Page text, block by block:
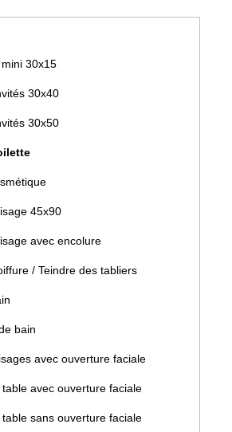
30x15
30x40
30x50
45x90
avec encolure
/ Teindre des tabliers
bain
avec ouverture faciale
avec ouverture faciale
sans ouverture faciale